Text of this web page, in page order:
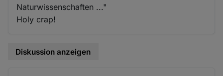
Naturwissenschaften ..."
Holy crap!
Diskussion anzeigen